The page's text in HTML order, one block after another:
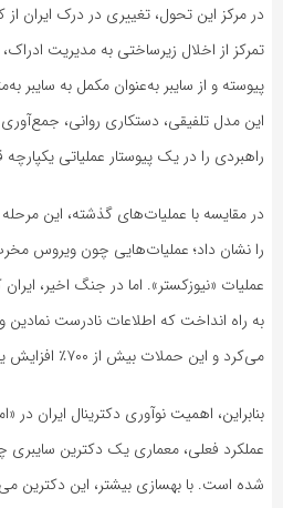
در مرکز این تحول، تغییری در درک ایران از
تمرکز از اخلال زیرساختی به مدیریت
پیوسته و از سایبر به‌عنوان مکمل به سایبر
این مدل تلفیقی، دستکاری روانی،
راهبردی را در یک پیوستار عملیاتی
در مقایسه با عملیات‌های گذشته، این
را نشان داد؛ عملیات‌هایی چون ویروس
عملیات «نیوزکستر». اما در جنگ اخیر،
به راه انداخت که اطلاعات نادرست نمادین
می‌کرد و این حملات بیش از ۷۰۰٪ افزایش یافت.
بنابراین، اهمیت نوآوری دکترینال ایران در
عملکرد فعلی، معماری یک دکترین سایبری
شده است. با بهسازی بیشتر، این دکترین